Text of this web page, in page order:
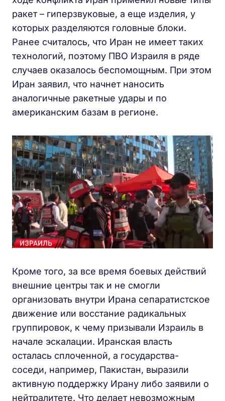
ракет – гиперзвуковые, а еще изделия, у
которых разделяются головные блоки.
Ранее считалось, что Иран не имеет таких
технологий, поэтому ПВО Израиля в ряде
случаев оказалось беспомощным. При этом
Иран заявил, что начнет наносить
аналогичные ракетные удары и по
американским базам в регионе.
Кроме того, за все время боевых действий
внешние центры так и не смогли
организовать внутри Ирана сепаратистское
движение или восстание радикальных
группировок, к чему призывали Израиль в
начале эскалации. Иранская власть
осталась сплоченной, а государства-
соседи, например, Пакистан, выразили
активную поддержку Ирану либо заявили о
нейтралитете. Что делает невозможным